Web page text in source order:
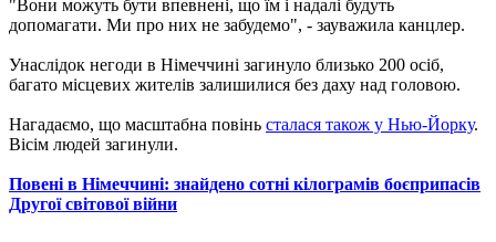
"Вони можуть бути впевнені, що їм і надалі будуть
допомагати. Ми про них не забудемо", - зауважила канцлер.
Унаслідок негоди в Німеччині загинуло близько 200 осіб,
багато місцевих жителів залишилися без даху над головою.
Нагадаємо, що масштабна повінь сталася також у Нью-Йорку.
Вісім людей загинули.
Повені в Німеччині: знайдено сотні кілограмів боєприпасів
Другої світової війни